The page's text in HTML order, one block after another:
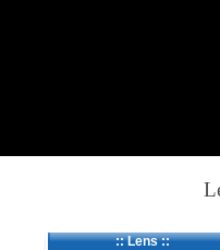
:: Lens ::